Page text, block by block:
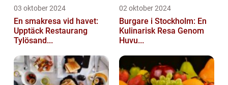
03 oktober 2024
En smakresa vid havet:
Upptäck Restaurang
Tylösand...
02 oktober 2024
Burgare i Stockholm: En
Kulinarisk Resa Genom
Huvu...